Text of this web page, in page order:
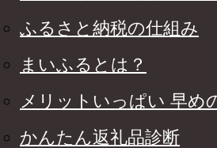
ふるさと納税の仕組み
まいふるとは？
メリットいっぱい 早め
かんたん返礼品診断